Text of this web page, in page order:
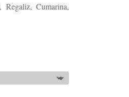
Regaliz, Cumarina,